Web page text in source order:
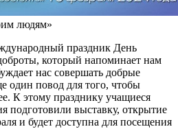
людям»
праздник День
который напоминает нам
нас совершать добрые
один повод для того, чтобы
К этому празднику учащиеся
подготовили выставку, открытие
и будет доступна для посещения